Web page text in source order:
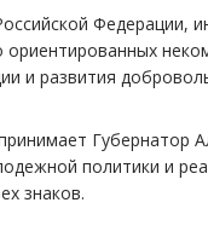
Федерации,
и развития
Губернатор
политики и
знаков.